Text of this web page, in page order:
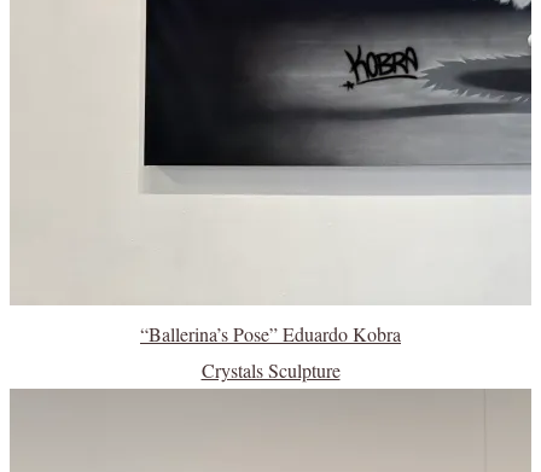
“Ballerina’s Pose” Eduardo Kobra
Crystals Sculpture